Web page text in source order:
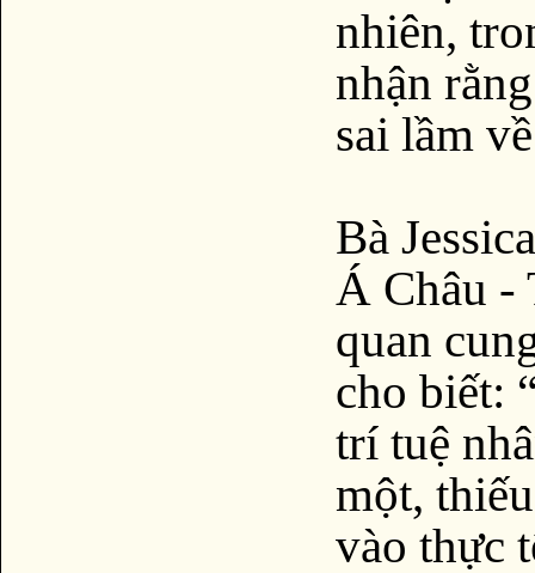
nhiên,
nhận
sai lầm
Bà
Á Châu -
quan
cho biết:
trí tuệ
một,
vào thực